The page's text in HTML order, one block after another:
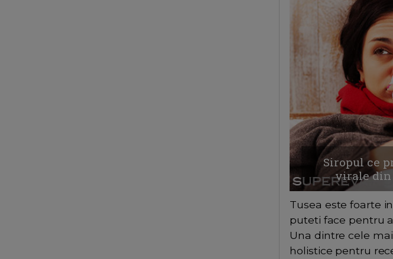
Siropul ce
virale din
Tusea este foarte
puteti face pentru
Una dintre cele
holistice pentru